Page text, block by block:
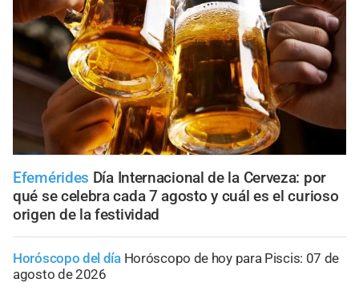
Efemérides Día Internacional de la Cerveza: por
qué se celebra cada 7 agosto y cuál es el curioso
origen de la festividad
Horóscopo del día Horóscopo de hoy para Piscis: 07 de
agosto de 2026